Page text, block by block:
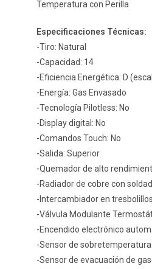
Temperatura con Perilla
Especificaciones Técnicas:
-Tiro: Natural
-Capacidad: 14
-Eficiencia Energética: D
-Energía: Gas Envasado
-Tecnología Pilotless: No
-Display digital: No
-Comandos Touch: No
-Salida: Superior
-Quemador de alto
-Radiador de cobre con
-Intercambiador en
-Válvula Modulante
-Encendido electrónico
-Sensor de
-Sensor de evacuación de